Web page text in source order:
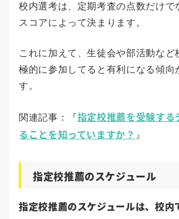
校内選考は、定期考査の点数だけで
スコアによって決まります。
これに加えて、生徒会や部活動など
極的に参加してると有利になる傾向
す。
関連記事：『指定校推薦を受験する
ることを知っていますか？ 』
指定校推薦のスケジュール
指定校推薦のスケジュールは、校内